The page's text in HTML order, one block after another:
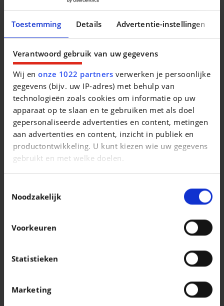
Toestemming Details Advertentie-instellingen
Verantwoord gebruik van uw gegevens
Wij enonze 1022 partners verwerken je persoonlijke
gegevens (bijv. uw IP-adres) met behulp van
technologieën zoals cookies om informatie op uw
apparaat op te slaan en te gebruiken met als doel
gepersonaliseerde advertenties en content, metingen
aan advertenties en content, inzicht in publiek en
productontwikkeling. U kunt kiezen wie uw gegevens
gebruikt en met welke doelen.
Informatie verzamelen over uw geografische
locatie, die tot een paar meter nauwkeurig kan zijn
Uw apparaat identificeren door het actief te
scannen op specifieke eigenschappen
Lees meer over hoe uw persoonlijke gegevens worden
detailgedeelte
in. U kunt uw toestemming op elk moment wijzigen of
intrekken in de Cookieverklaring.
Noodzakelijk
Voorkeuren
Statistieken
Marketing
JEEP RENEGADE
Renegade 1.3 T4 80Th DDCT
17.990 EUR|41.468 km
* 1.5* CLIM * RÉGULATEUR DE VITESSE 35.000 KM*